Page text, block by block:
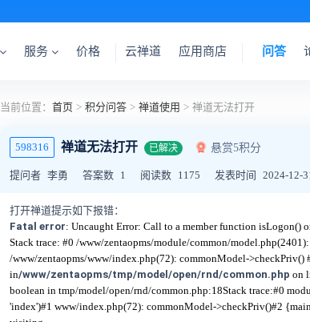
服务 价格 云禅道 应用商店 问答
当前位置： 首页 > 积分问答 > 禅道使用 > 禅道无法打开
598316 禅道无法打开 已解决 悬赏5积分
提问者 李勇 答案数 1 阅读数 1175 发表时间 2024-12-
打开禅道提示如下报错：
Fatal error: Uncaught Error: Call to a member function isLogon()
Stack trace: #0 /www/zentaopms/module/common/
/www/zentaopms/www/index.php(72): commonModel->checkPriv()
in/www/zentaopms/tmp/model/open/rnd/common.php on
boolean in tmp/model/open/rnd/common.php:18Stack trace:#0
'index')#1 www/index.php(72): commonModel->checkPriv()#2